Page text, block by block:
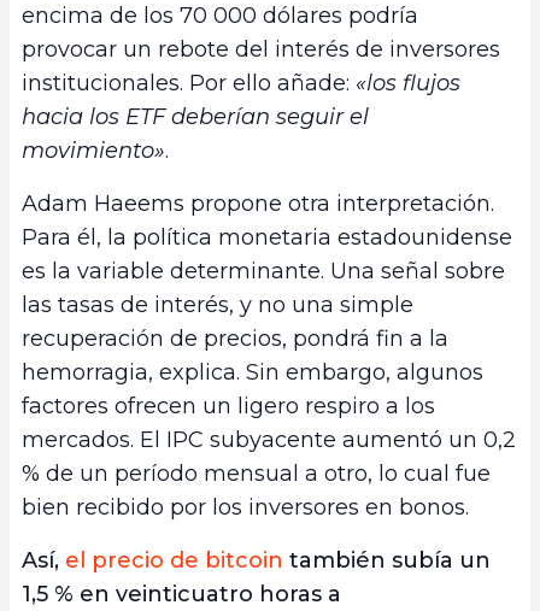
encima de los 70 000 dólares podría
provocar un rebote del interés de inversores
institucionales. Por ello añade: «los flujos
hacia los ETF deberían seguir el
movimiento».
Adam Haeems propone otra interpretación.
Para él, la política monetaria estadounidense
es la variable determinante. Una señal sobre
las tasas de interés, y no una simple
recuperación de precios, pondrá fin a la
hemorragia, explica. Sin embargo, algunos
factores ofrecen un ligero respiro a los
mercados. El IPC subyacente aumentó un 0,2
% de un período mensual a otro, lo cual fue
bien recibido por los inversores en bonos.
Así, el precio de bitcoin también subía un
1,5 % en veinticuatro horas a